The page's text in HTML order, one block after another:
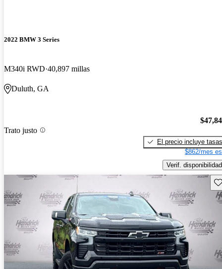
2022 BMW 3 Series
M340i RWD 40,897 millas
Duluth, GA
Trato justo
El precio incluye tasas
$862/mes
Verif. disponibilidad